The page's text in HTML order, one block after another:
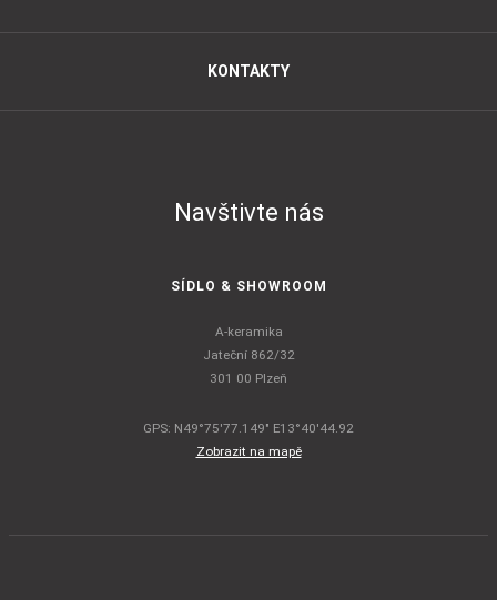
KONTAKTY
Navštivte nás
SÍDLO & SHOWROOM
A-keramika
Jateční 862/32
301 00 Plzeň
GPS: N49°75'77.149" E13°40'44.92
Zobrazit na mapě